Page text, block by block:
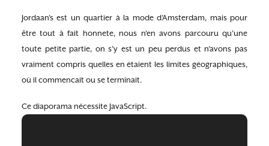
Jordaan’s est un quartier à la mode d’Amsterdam, mais pour
être tout à fait honnete, nous n’en avons parcouru qu’une
toute petite partie, on s’y est un peu perdus et n’avons pas
vraiment compris quelles en étaient les limites géographiques,
où il commencait ou se terminait.
Ce diaporama nécessite JavaScript.